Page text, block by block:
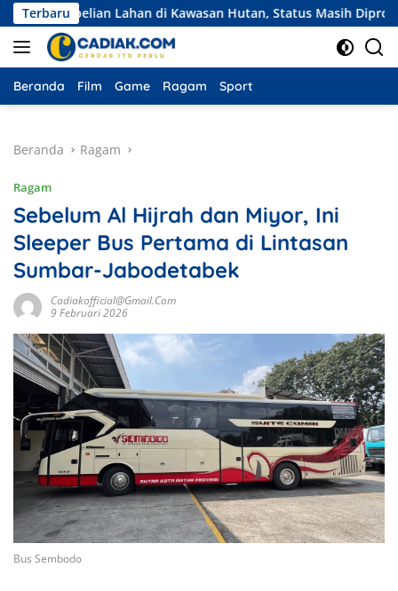
Langsung
ke
konten
Terbaru
Lahan di Kawasan Hutan, Status Masih Diproses
Beranda Film Game Ragam Sport
Beranda Ragam
Ragam
Sebelum Al Hijrah dan Miyor, Ini
Sleeper Bus Pertama di Lintasan
Sumbar-Jabodetabek
Cadiakofficial@gmail.com
9 Februari 2026
Bus Sembodo